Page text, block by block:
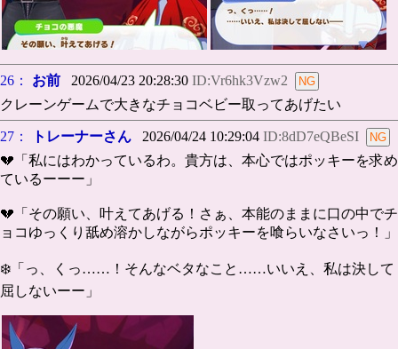
26： お前 2026/04/23 20:28:30 ID:Vr6hk3Vzw2
クレーンゲームで大きなチョコベビー取ってあげたい
27： トレーナーさん 2026/04/24 10:29:04 ID:8dD7eQBeSI
💔「私にはわかっているわ。貴方は、本心ではポッキーを求め
ているーーー」
💔「その願い、叶えてあげる！さぁ、本能のままに口の中でチ
ョコゆっくり舐め溶かしながらポッキーを喰らいなさいっ！」
❄️「っ、くっ……！そんなベタなこと……いいえ、私は決して
屈しないーー」